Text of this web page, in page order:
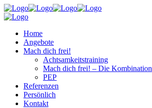
Home
Angebote
Mach dich frei!
Achtsamkeitstraining
Mach dich frei! – Die Kombination
PEP
Referenzen
Persönlich
Kontakt